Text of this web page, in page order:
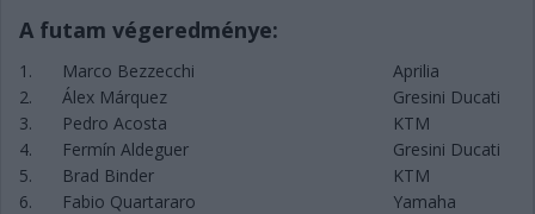
A futam végeredménye:
1. Marco Bezzecchi
Aprilia
2.
Álex Márquez
Gresini Ducati
3.
Pedro Acosta
KTM
4.
Fermín Aldeguer
Gresini Ducati
5.
Brad Binder
KTM
6.
Fabio Quartararo
Yamaha